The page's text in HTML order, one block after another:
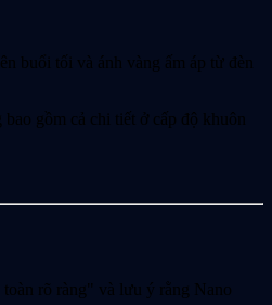
buổi tối và ánh vàng ấm áp từ đèn
gồm cả chi tiết ở cấp độ khuôn
rõ ràng" và lưu ý rằng Nano